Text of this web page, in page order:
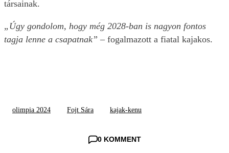
társainak.
„Úgy gondolom, hogy még 2028-ban is nagyon fontos
tagja lenne a csapatnak” – fogalmazott a fiatal kajakos.
olimpia 2024 Fojt Sára kajak-kenu
0 KOMMENT